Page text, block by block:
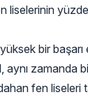
liselerinin
bir
aynı
fen